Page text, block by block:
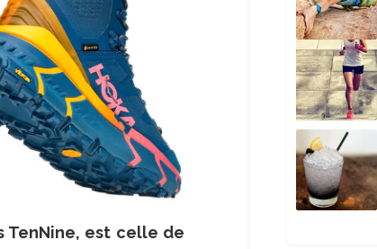
TenNine, est celle de